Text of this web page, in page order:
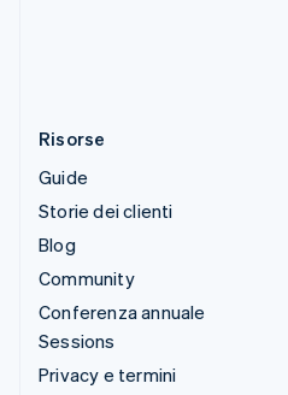
Risorse
Guide
Storie dei clienti
Blog
Community
Conferenza annuale
Sessions
Privacy e termini